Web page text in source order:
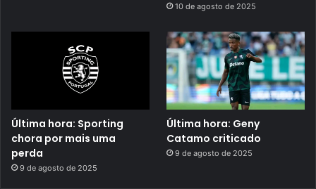
10 de agosto de 2025
Última hora: Sporting
chora por mais uma
perda
9 de agosto de 2025
Última hora: Geny
Catamo criticado
9 de agosto de 2025